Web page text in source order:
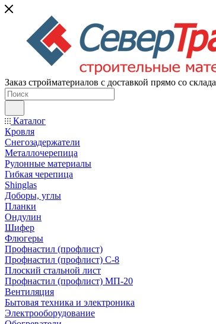
Заказ стройматериалов с доставкой прямо со склада
Каталог
Кровля
Снегозадержатели
Металлочерепица
Рулонные материалы
Гибкая черепица
Shinglas
Доборы, углы
Планки
Ондулин
Шифер
Флюгеры
Профнастил (профлист)
Профнастил (профлист) С-8
Плоский стальной лист
Профнастил (профлист) МП-20
Вентиляция
Бытовая техника и электроника
Электрооборудование